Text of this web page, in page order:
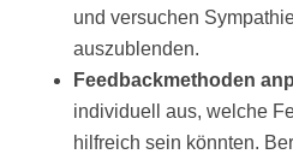
und versuchen
auszublenden.
Feedbackmethoden
individuell aus, welche
hilfreich sein könnten.